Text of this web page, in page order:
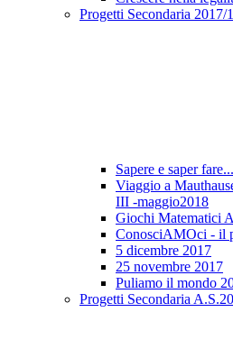
Progetti Secondaria 2017/
Sapere e saper
Viaggio a
III -maggio2018
Giochi Matematici
ConosciAMOci - il
5 dicembre 2017
25 novembre 2017
Puliamo il mondo
Progetti Secondaria